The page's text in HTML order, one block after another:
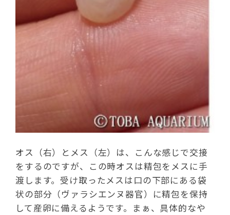
オス（右）とメス（左）は、こんな感じで交接
をするのですが、この時オスは精包をメスに手
渡します。受け取ったメスは口の下部にある袋
状の部分（ヴァラシエンヌ器官）に精包を保持
して産卵に備えるようです。まぁ、具体的なや